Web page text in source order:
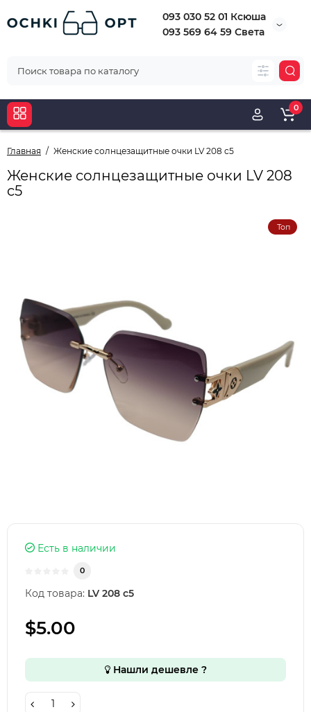
093 030 52 01 Ксюша
093 569 64 59 Света
0
Главная Женские солнцезащитные очки LV 208 c5
Женские солнцезащитные очки LV 208
c5
Топ
Есть в наличии
0
Код товара: LV 208 c5
$5.00
Нашли дешевле ?